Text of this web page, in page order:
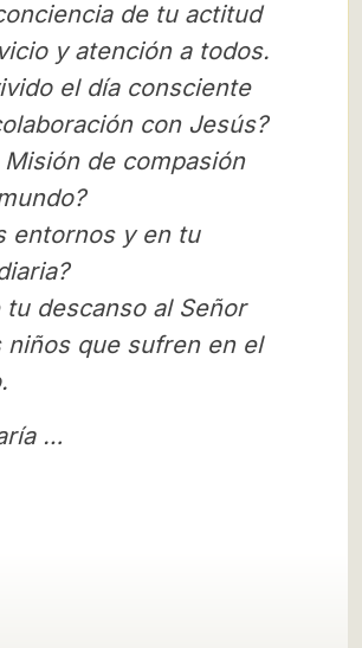
de tu actitud
y atención a todos.
el día consciente
con Jesús?
Misión de compasión
entornos y en tu
tu descanso al Señor
niños que sufren en el
…